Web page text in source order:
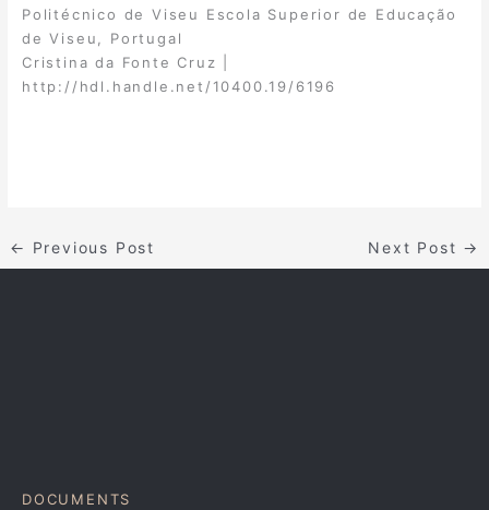
Politécnico de Viseu Escola Superior de Educação
de Viseu, Portugal
Cristina da Fonte Cruz |
http://hdl.handle.net/10400.19/6196
← Previous Post Next Post →
DOCUMENTS